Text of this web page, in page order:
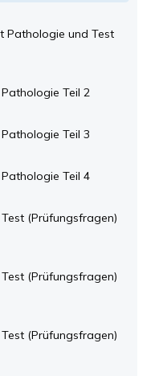
Pathologie und Test
Teil 2
Teil 3
Teil 4
(Prüfungsfragen)
(Prüfungsfragen)
(Prüfungsfragen)